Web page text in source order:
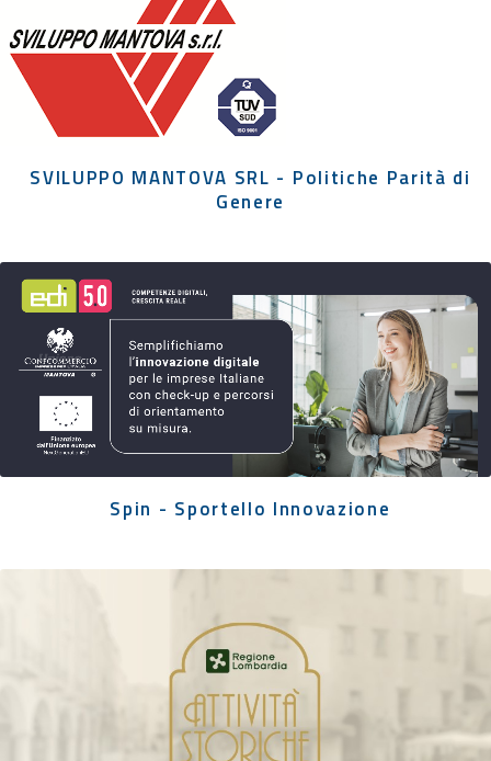
CONTATTI
SVILUPPO MANTOVA SRL - Politiche Parità di
Genere
Spin - Sportello Innovazione